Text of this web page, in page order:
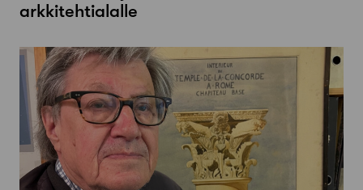
arkkitehtialalle